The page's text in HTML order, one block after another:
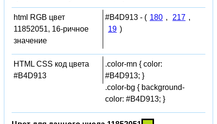
html RGB цвет
11852051, 16-ричное
значение
#B4D913 - ( 180 , 217 ,
19 )
HTML CSS код цвета
#B4D913
.color-mn { color:
#B4D913; }
.color-bg { background-
color: #B4D913; }